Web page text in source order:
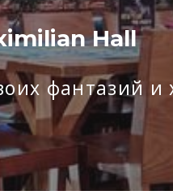
Hall
фантазий и